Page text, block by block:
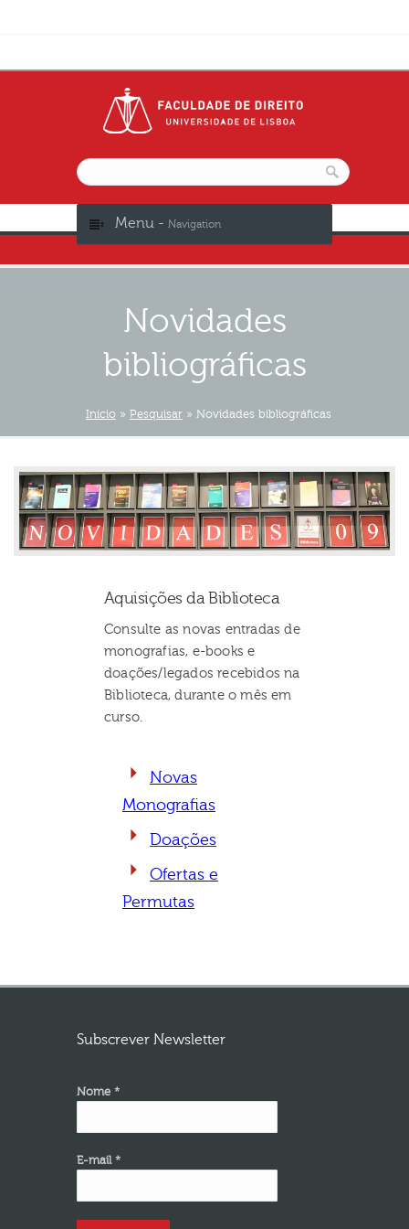
Menu - Navigation
Novidades
bibliográficas
Início » Pesquisar » Novidades bibliográficas
Aquisições da Biblioteca
Consulte as novas entradas de
monografias, e-books e
doações/legados recebidos na
Biblioteca, durante o mês em
curso.
Novas
Monografias
Doações
Ofertas e
Permutas
Subscrever Newsletter
Nome *
E-mail *